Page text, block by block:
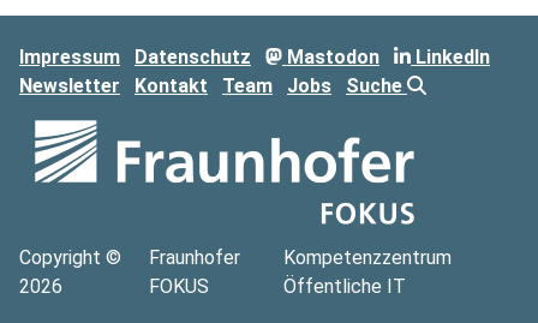
Impressum Datenschutz Mastodon
LinkedIn
Newsletter
Kontakt Team Jobs Suche
Copyright ©
2026
Fraunhofer
FOKUS
Kompetenzzentrum
Öffentliche IT